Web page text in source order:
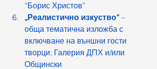
“Борис Христов”
„Реалистично изкуство“ –
обща тематична изложба с
включване на външни гости
творци; Галерия ДПХ и/или
Общински